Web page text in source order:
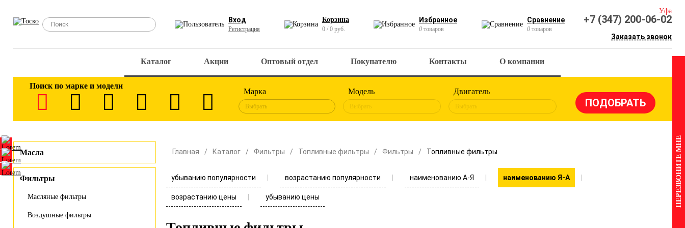
Вход
Регистрация
Корзина
0 / 0 руб.
Избранное
0 товаров
Сравнение
0 товаров
Уфа
+7 (347) 200-06-02
Заказать звонок
Каталог Акции Оптовый отдел Покупателю Контакты О компании
Поиск по марке и модели
Марка
Выбрать
Модель
Выбрать
Двигатель
Выбрать
Масла
Фильтры
Масляные фильтры
Воздушные фильтры
Главная Каталог Фильтры Топливные фильтры Фильтры Топливные фильтры
убыванию популярности возрастанию популярности наименованию А-Я наименованию Я-А
возрастанию цены убыванию цены ПЕРЕЗВОНИТЕ МНЕ